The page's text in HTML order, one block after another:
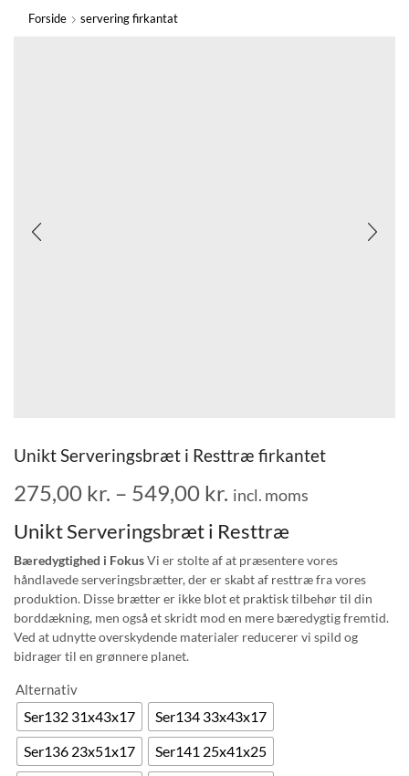
Forside servering firkantat
Unikt Serveringsbræt i Resttræ firkantet
275,00 kr. – 549,00 kr. incl. moms
Unikt Serveringsbræt i Resttræ
Bæredygtighed i FokusVi er stolte af at præsentere vores
håndlavede serveringsbrætter, der er skabt af resttræ fra vores
produktion. Disse brætter er ikke blot et praktisk tilbehør til din
borddækning, men også et skridt mod en mere bæredygtig fremtid.
Ved at udnytte overskydende materialer reducerer vi spild og
bidrager til en grønnere planet.
Alternativ
Ser132 31x43x17
Ser134 33x43x17
Ser136 23x51x17
Ser141 25x41x25